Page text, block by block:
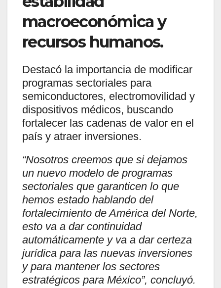
macroeconómica y
recursos humanos.
Destacó la importancia de modificar
programas sectoriales para
semiconductores, electromovilidad y
dispositivos médicos, buscando
fortalecer las cadenas de valor en el
país y atraer inversiones.
“Nosotros creemos que si dejamos
un nuevo modelo de programas
sectoriales que garanticen lo que
hemos estado hablando del
fortalecimiento de América del Norte,
esto va a dar continuidad
automáticamente y va a dar certeza
jurídica para las nuevas inversiones
y para mantener los sectores
estratégicos para México”, concluyó.